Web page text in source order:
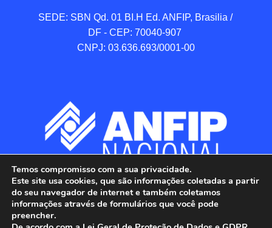
SEDE: SBN Qd. 01 BI.H Ed. ANFIP, Brasilia /
DF - CEP: 70040-907
CNPJ: 03.636.693/0001-00
Temos compromisso com a sua privacidade.
Este site usa cookies, que são informações coletadas a partir
do seu navegador de internet e também coletamos
informações através de formulários que você pode
preencher.